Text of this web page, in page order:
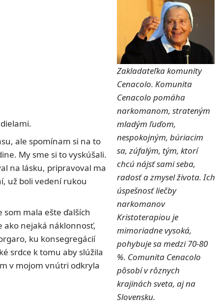
Zakladateľka komunity
Cenacolo. Komunita
Cenacolo pomáha
narkomanom, strateným
mladým ľuďom,
nespokojným, búriacim
sa, zúfalým, tým, ktorí
chcú nájsť sami seba,
radosť a zmysel života. Ich
úspešnosť liečby
narkomanov
Kristoterapiou je
mimoriadne vysoká,
pohybuje sa medzi 70-80
%. Comunita Cenacolo
pôsobí v rôznych
krajinách sveta, aj na
Slovensku.
ale spomínam si na to
My sme si to vyskúšali.
na lásku, pripravoval ma
už boli vedení rukou
mala ešte ďalších
ako nejaká náklonnosť,
ku konsegregácií
srdce k tomu aby slúžila
v mojom vnútri odkryla